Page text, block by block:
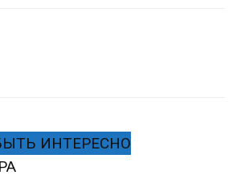
ИНТЕРЕСНО